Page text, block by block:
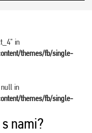
in
themes/fb/single-
in
themes/fb/single-
nami?